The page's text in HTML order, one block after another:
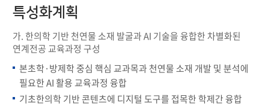
특성화계획
가. 한의학 기반 천연물 소재 발굴과 AI 기술을 융합한 차별화된
연계전공 교육과정 구성
본초학·방제학 중심 핵심 교과목과 천연물 소재 개발 및 분석에
필요한 AI 활용 교육과정 융합
기초한의학 기반 콘텐츠에 디지털 도구를 접목한 학제간 융합